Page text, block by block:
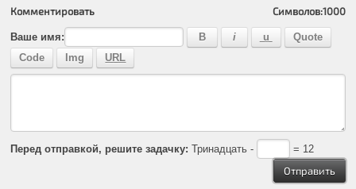
Комментировать Символов:1000
Ваше имя:
Перед отправкой, решите задачку: Тринадцать - = 12